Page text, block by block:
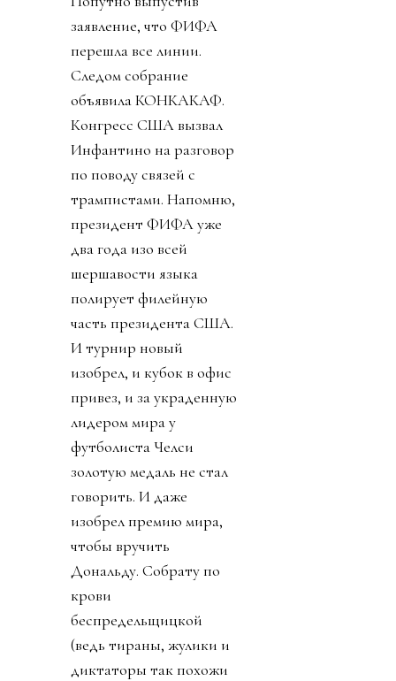
заявление, что ФИФА
перешла все линии.
Следом собрание
объявила КОНКАКАФ.
Конгресс США вызвал
Инфантино на разговор
по поводу связей с
трампистами. Напомню,
президент ФИФА уже
два года изо всей
шершавости языка
полирует филейную
часть президента США.
И турнир новый
изобрел, и кубок в офис
привез, и за украденную
лидером мира у
футболиста Челси
золотую медаль не стал
говорить. И даже
изобрел премию мира,
чтобы вручить
Дональду. Собрату по
крови
беспредельщицкой
(ведь тираны, жулики и
диктаторы так похожи